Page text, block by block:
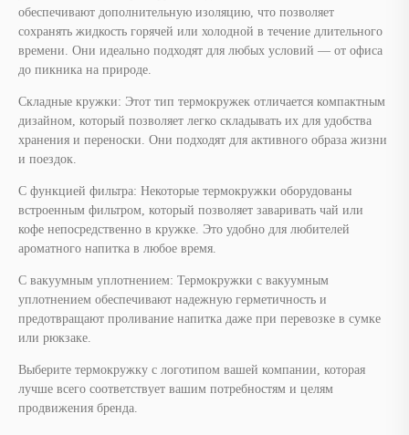
хранения и переноски. Они подходят для активного образа жизни
и поездок.
С функцией фильтра: Некоторые термокружки оборудованы
встроенным фильтром, который позволяет заваривать чай или
кофе непосредственно в кружке. Это удобно для любителей
ароматного напитка в любое время.
С вакуумным уплотнением: Термокружки с вакуумным
уплотнением обеспечивают надежную герметичность и
предотвращают проливание напитка даже при перевозке в сумке
или рюкзаке.
Выберите термокружку с логотипом вашей компании, которая
лучше всего соответствует вашим потребностям и целям
продвижения бренда.
Заказать термокружки с логотипом в
Москве
Чтобы заказать термокружку с логотипом вашей компании, вам
нужно выполнить несколько шагов: